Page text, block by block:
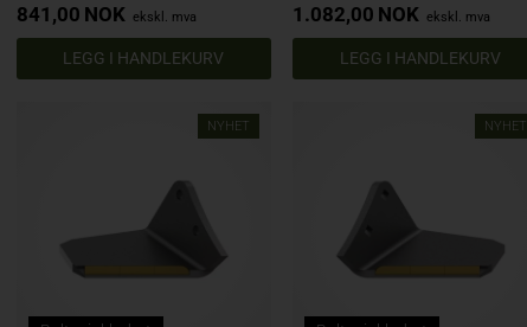
841,00 NOK ekskl. mva 1.082,00 NOK ekskl. mva
NYHET NYHET